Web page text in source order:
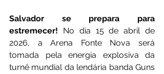
Salvador se prepara para
estremecer! No dia 15 de abril de
2026, a Arena Fonte Nova será
tomada pela energia explosiva da
turnê mundial da lendária banda Guns